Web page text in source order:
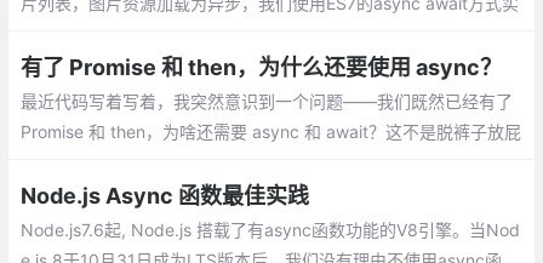
有了 Promise 和 then，为什么还要使用 async？
最近代码写着写着，我突然意识到一个问题——我们既然已经有了
Promise 和 then，为啥还需要 async 和 await？这不是脱裤子放屁
Node.js Async 函数最佳实践
Node.js7.6起, Node.js 搭载了有async函数功能的V8引擎。当Nod